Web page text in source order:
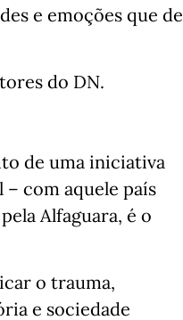
e emoções que de
do DN.
de uma iniciativa
– com aquele país
Alfaguara, é o
o trauma,
e sociedade